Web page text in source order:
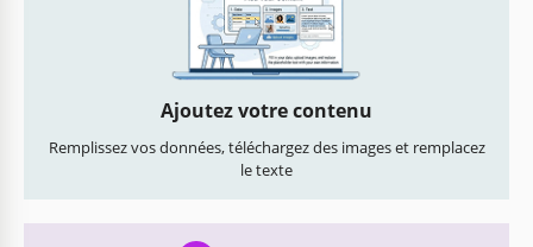
Ajoutez votre contenu
Remplissez vos données, téléchargez des images et remplacez
le texte